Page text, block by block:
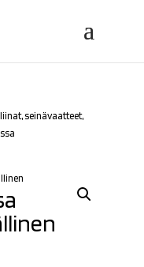
seinävaatteet,